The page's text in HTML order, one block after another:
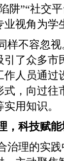
阱”“社交
业视角为学
样不容忽
引了众多市
作人员通过
式，向过往
用知识。
，科技赋
治理的实